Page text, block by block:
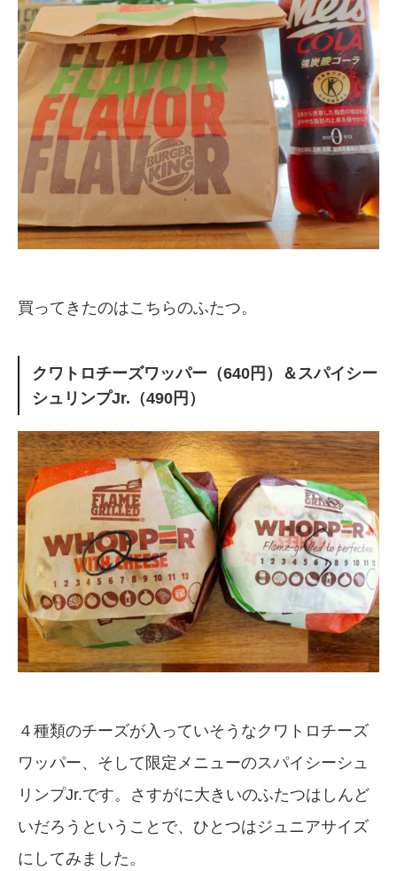
買ってきたのはこちらのふたつ。
クワトロチーズワッパー（640円）＆スパイシー
シュリンプJr.（490円）
４種類のチーズが入っていそうなクワトロチーズ
ワッパー、そして限定メニューのスパイシーシュ
リンプJr.です。さすがに大きいのふたつはしんど
いだろうということで、ひとつはジュニアサイズ
にしてみました。